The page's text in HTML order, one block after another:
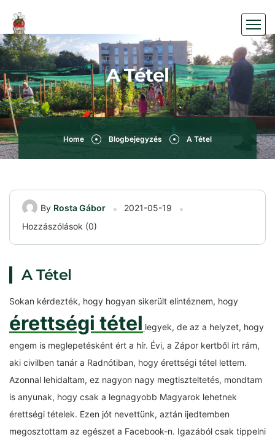
A Tétel
Home Blogbejegyzés A Tétel
By Rosta Gábor
2021-05-19
Hozzászólások (0)
A Tétel
Sokan kérdezték, hogy hogyan sikerült elintéznem, hogy
érettségi tétel legyek, de az a helyzet, hogy
engem is meglepetésként ért a hír. Évi, a Zápor kertből írt rám,
aki civilben tanár a Radnótiban, hogy érettségi tétel lettem.
Azonnal lehidaltam, ez nagyon nagy megtiszteltetés, mondtam
is anyunak, hogy csak a legnagyobb Magyarok lehetnek
érettségi tételek. Ezen jót nevettünk, aztán ijedtemben
megosztottam az egészet a Facebook-n. Igazából csak tippelni